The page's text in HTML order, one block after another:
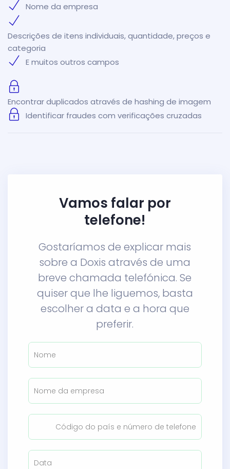
Nome da empresa
Descrições de itens individuais, quantidade, preços e
categoria
E muitos outros campos
Encontrar duplicados através de hashing de imagem
Identificar fraudes com verificações cruzadas
Vamos falar por
telefone!
Gostaríamos de explicar mais
sobre a Doxis através de uma
breve chamada telefónica. Se
quiser que lhe liguemos, basta
escolher a data e a hora que
preferir.